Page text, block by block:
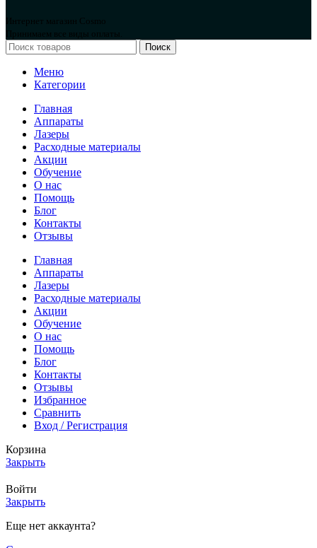
Интернет магазин Cosmo
Принимаем все виды оплаты.
Поиск
Меню
Категории
Главная
Аппараты
Лазеры
Расходные материалы
Акции
Обучение
О нас
Помощь
Блог
Контакты
Отзывы
Главная
Аппараты
Лазеры
Расходные материалы
Акции
Обучение
О нас
Помощь
Блог
Контакты
Отзывы
Избранное
Сравнить
Вход / Регистрация
Корзина
Закрыть
Войти
Закрыть
Еще нет аккаунта?